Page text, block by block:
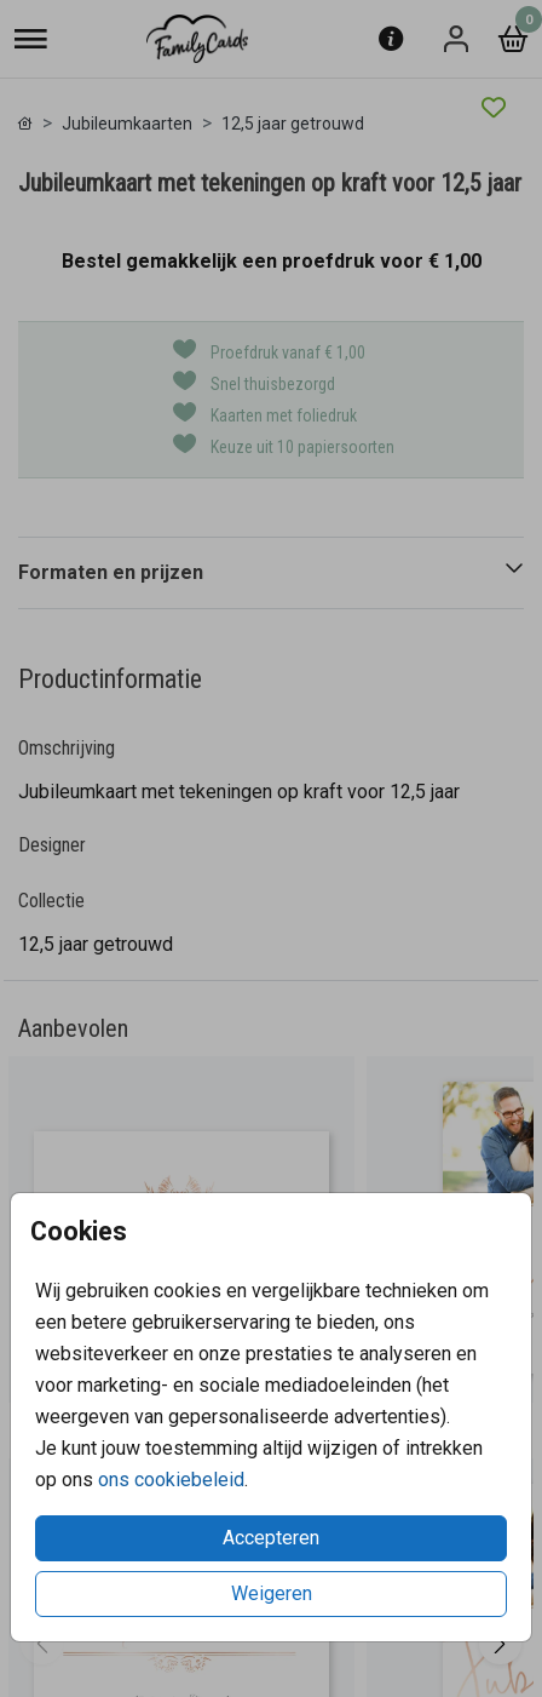
0
Cookies
Wij gebruiken cookies en vergelijkbare technieken om
een betere gebruikerservaring te bieden, ons
websiteverkeer en onze prestaties te analyseren en
voor marketing- en sociale mediadoeleinden (het
weergeven van gepersonaliseerde advertenties).
Je kunt jouw toestemming altijd wijzigen of intrekken
op ons ons cookiebeleid.
Accepteren
Weigeren
Jubileumkaarten 12,5 jaar getrouwd
Jubileumkaart met tekeningen op kraft voor 12,5 jaar
Bestel gemakkelijk een proefdruk voor € 1,00
Proefdruk vanaf € 1,00
Snel thuisbezorgd
Kaarten met foliedruk
Keuze uit 10 papiersoorten
Formaten en prijzen
Productinformatie
Omschrijving
Jubileumkaart met tekeningen op kraft voor 12,5 jaar
Designer
Collectie
12,5 jaar getrouwd
Aanbevolen
Aanbevolen